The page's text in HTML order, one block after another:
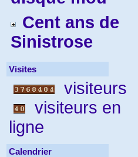
Cent ans de
Sinistrose
Visites
visiteurs
visiteurs en
ligne
Calendrier